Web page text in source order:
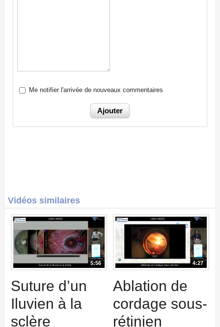
Vidéos similaires
5:56
Suture d’un
Iluvien à la
sclère
4:27
Ablation de
cordage sous-
rétinien
Me notifier l'arrivée de nouveaux commentaires